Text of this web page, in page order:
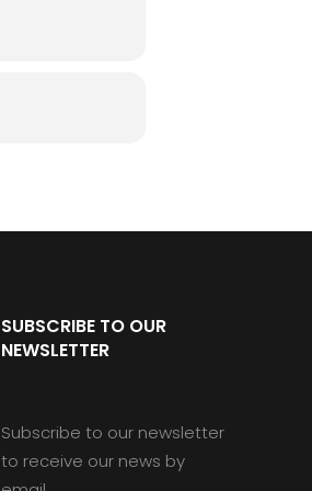
SUBSCRIBE TO OUR
NEWSLETTER
Subscribe to our newsletter
to receive our news by